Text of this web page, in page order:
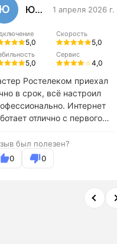
Ю Юлия Данилова 1 апреля 2026 г.
5,0
Скорость
5,0
5,0
Сервис
4,0
Ростелеком приехал
в срок, всё настроил
Интернет
отлично с первого
был полезен?
0
0